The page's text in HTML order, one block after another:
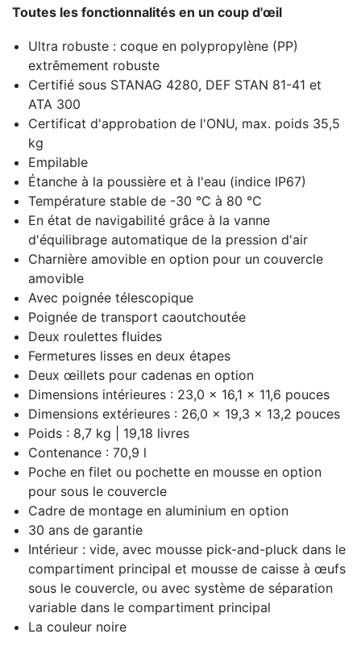
Toutes les fonctionnalités en un coup d'œil
Ultra robuste : coque en polypropylène (PP)
extrêmement robuste
Certifié sous STANAG 4280, DEF STAN 81-41 et
ATA 300
Certificat d'approbation de l'ONU, max. poids 35,5
kg
Empilable
Étanche à la poussière et à l'eau (indice IP67)
Température stable de -30 °C à 80 °C
En état de navigabilité grâce à la vanne
d'équilibrage automatique de la pression d'air
Charnière amovible en option pour un couvercle
amovible
Avec poignée télescopique
Poignée de transport caoutchoutée
Deux roulettes fluides
Fermetures lisses en deux étapes
Deux œillets pour cadenas en option
Dimensions intérieures : 23,0 x 16,1 x 11,6 pouces
Dimensions extérieures : 26,0 x 19,3 x 13,2 pouces
Poids : 8,7 kg | 19,18 livres
Contenance : 70,9 l
Poche en filet ou pochette en mousse en option
pour sous le couvercle
Cadre de montage en aluminium en option
30 ans de garantie
Intérieur : vide, avec mousse pick-and-pluck dans le
compartiment principal et mousse de caisse à œufs
sous le couvercle, ou avec système de séparation
variable dans le compartiment principal
La couleur noire